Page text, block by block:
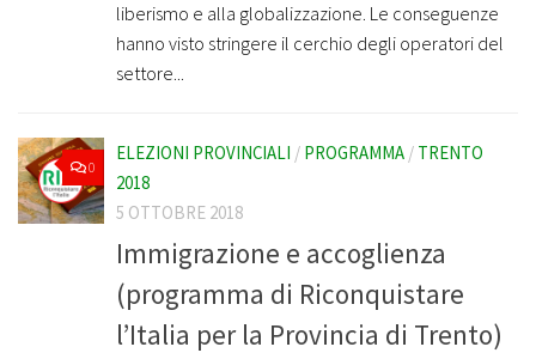
liberismo e alla globalizzazione. Le conseguenze
hanno visto stringere il cerchio degli operatori del
settore...
0
ELEZIONI PROVINCIALI / PROGRAMMA / TRENTO
2018
5 OTTOBRE 2018
Immigrazione e accoglienza
(programma di Riconquistare
l’Italia per la Provincia di Trento)